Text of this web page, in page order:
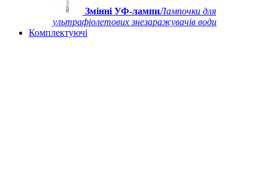
Змінні УФ-лампиЛампочки для
ультрафіолетових знезаражувачів води
Комплектуючі